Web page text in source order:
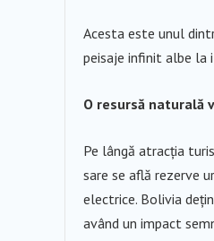
Acesta este unul
peisaje infinit albe la
O resursă naturală
Pe lângă atracția
sare se află rezerve
electrice. Bolivia
având un impact